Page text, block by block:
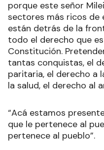
porque este señor
sectores más ricos de
están detrás de la
todo el derecho que
Constitución.
tantas conquistas, el
paritaria, el derecho a
la salud, el derecho al
“Acá estamos
que le pertenece al
pertenece al pueblo”.